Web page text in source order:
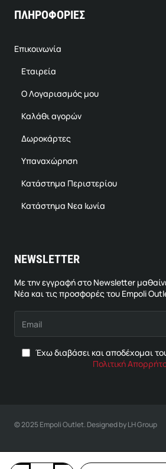
ΠΛΗΡΟΦΟΡΙΕΣ
Επικοινωνία
Εταιρεία
Ο Λογαριασμός μου
Καλάθι αγορών
Δωροκάρτες
Υπαναχώρηση
Κατάστημα Περιστερίου
Κατάστημα Νεα Ιωνία
NEWSLETTER
Με την εγγραφή στο Newsletter
Νέα και τις προσφορές του Empoli
Έχω διαβάσει και αποδέχομαι
Πολιτική
© 2025 Empoli Outlet. Designed by LH Group